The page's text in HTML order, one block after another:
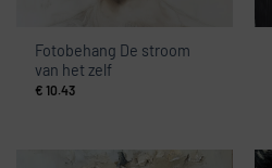
Fotobehang De stroom
van het zelf
€ 10.43